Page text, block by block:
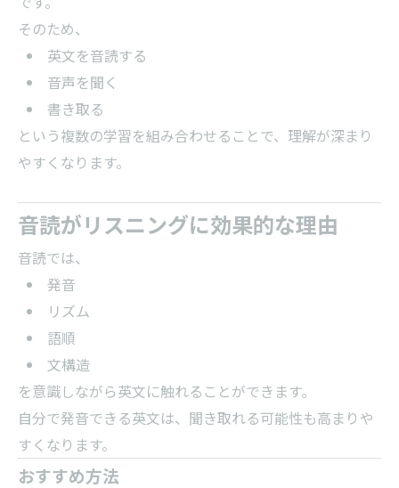
そのため、
英文を音読する
音声を聞く
書き取る
という複数の学習を組み合わせることで、理解が深まり
やすくなります。
音読がリスニングに効果的な理由
音読では、
発音
リズム
語順
文構造
を意識しながら英文に触れることができます。
自分で発音できる英文は、聞き取れる可能性も高まりや
すくなります。
おすすめ方法